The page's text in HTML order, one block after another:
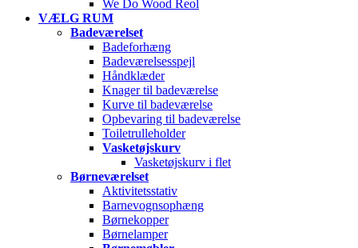
We Do Wood Reol
VÆLG RUM
Badeværelset
Badeforhæng
Badeværelsesspejl
Håndklæder
Knager til badeværelse
Kurve til badeværelse
Opbevaring til badeværelse
Toiletrulleholder
Vasketøjskurv
Vasketøjskurv i flet
Børneværelset
Aktivitetsstativ
Barnevognsophæng
Børnekopper
Børnelamper